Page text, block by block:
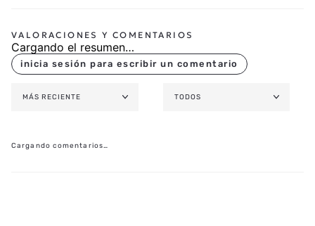
Cargando el resumen…
MÁS RECIENTE TODOS
Cargando comentarios…